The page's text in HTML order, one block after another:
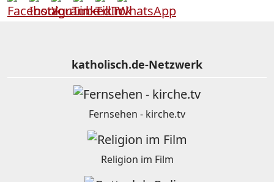
katholisch.de-Netzwerk
Fernsehen - kirche.tv
Religion im Film